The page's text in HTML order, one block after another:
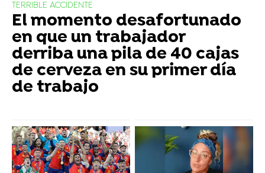
TERRIBLE ACCIDENTE
El momento desafortunado
en que un trabajador
derriba una pila de 40 cajas
de cerveza en su primer día
de trabajo